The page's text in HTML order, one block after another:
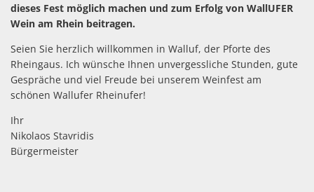
dieses Fest möglich machen und zum Erfolg von WallUFER
Wein am Rhein beitragen.
Seien Sie herzlich willkommen in Walluf, der Pforte des
Rheingaus. Ich wünsche Ihnen unvergessliche Stunden, gute
Gespräche und viel Freude bei unserem Weinfest am
schönen Wallufer Rheinufer!
Ihr
Nikolaos Stavridis
Bürgermeister